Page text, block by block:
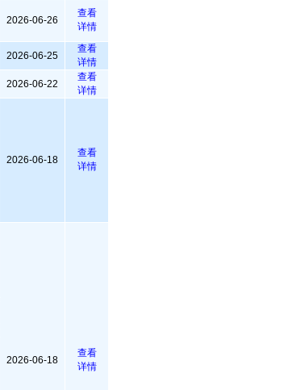
2026-06-26
查看
详情
2026-06-25
查看
详情
2026-06-22
查看
详情
2026-06-18
查看
详情
2026-06-18
查看
详情